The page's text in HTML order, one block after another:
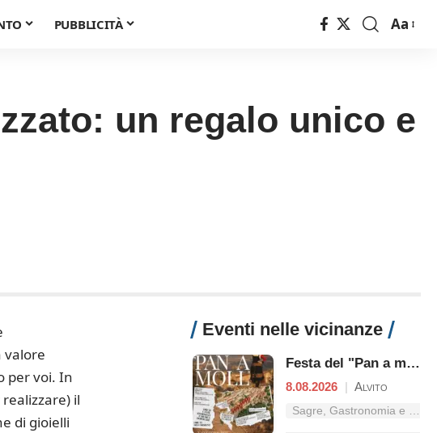
PUBBLICITÀ
Font
Aa
un regalo unico e
valore
per voi. In
il
di gioielli
Eventi nelle vicinanze
Festa del "Pan a moll"
8.08.2026 | Alvito
Sagre, Gastronomia e Tradizioni nel Lazio